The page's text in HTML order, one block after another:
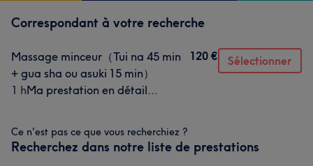
Correspondant à votre recherche
Massage minceur（Tui na 45 min
+ gua sha ou asuki 15 min）
1 hMa prestation en détail...
120 € Sélectionner
Ce n'est pas ce que vous recherchiez ?
Recherchez dans notre liste de prestations